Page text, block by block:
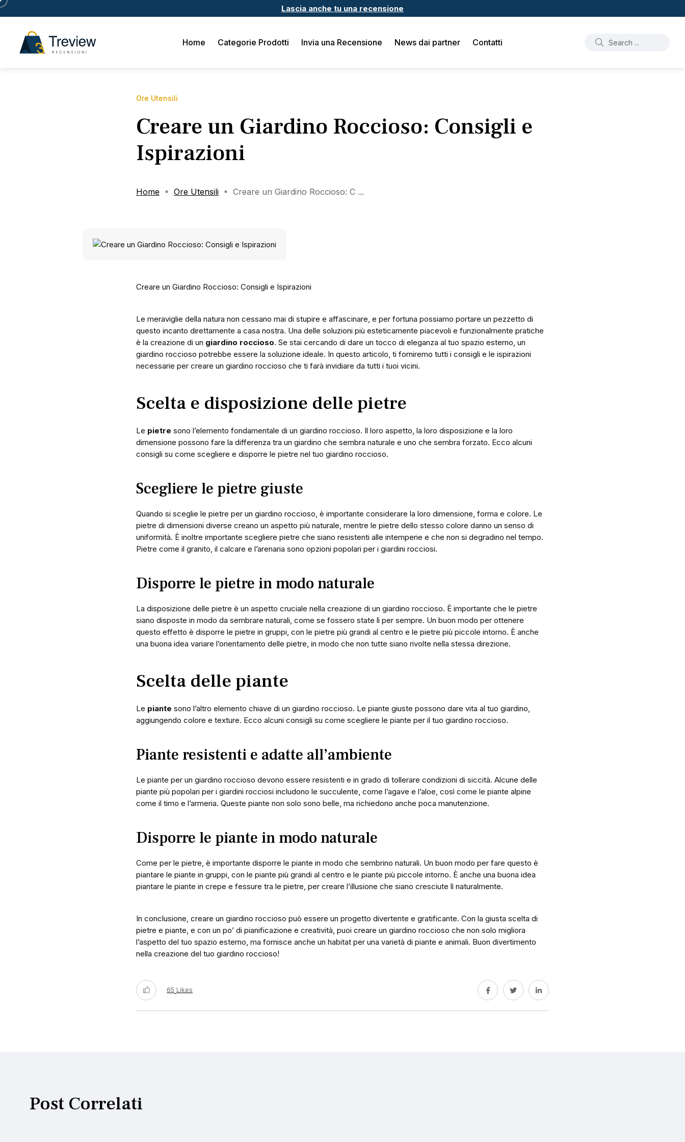
Lascia anche tu una recensione
Home Categorie Prodotti Invia una Recensione News dai partner Contatti
Ore Utensili
Creare un Giardino Roccioso: Consigli e
Ispirazioni
Home Ore Utensili Creare un Giardino Roccioso: C ...
Creare un Giardino Roccioso: Consigli e Ispirazioni
Le meraviglie della natura non cessano mai di stupire e affascinare, e per fortuna possiamo portare un pezzetto di
questo incanto direttamente a casa nostra. Una delle soluzioni più esteticamente piacevoli e funzionalmente pratiche
è la creazione di un giardino roccioso. Se stai cercando di dare un tocco di eleganza al tuo spazio esterno, un
giardino roccioso potrebbe essere la soluzione ideale. In questo articolo, ti forniremo tutti i consigli e le ispirazioni
necessarie per creare un giardino roccioso che ti farà invidiare da tutti i tuoi vicini.
Scelta e disposizione delle pietre
Le pietre sono l’elemento fondamentale di un giardino roccioso. Il loro aspetto, la loro disposizione e la loro
dimensione possono fare la differenza tra un giardino che sembra naturale e uno che sembra forzato. Ecco alcuni
consigli su come scegliere e disporre le pietre nel tuo giardino roccioso.
Scegliere le pietre giuste
Quando si sceglie le pietre per un giardino roccioso, è importante considerare la loro dimensione, forma e colore. Le
pietre di dimensioni diverse creano un aspetto più naturale, mentre le pietre dello stesso colore danno un senso di
uniformità. È inoltre importante scegliere pietre che siano resistenti alle intemperie e che non si degradino nel tempo.
Pietre come il granito, il calcare e l’arenaria sono opzioni popolari per i giardini rocciosi.
Disporre le pietre in modo naturale
La disposizione delle pietre è un aspetto cruciale nella creazione di un giardino roccioso. È importante che le pietre
siano disposte in modo da sembrare naturali, come se fossero state lì per sempre. Un buon modo per ottenere
questo effetto è disporre le pietre in gruppi, con le pietre più grandi al centro e le pietre più piccole intorno. È anche
una buona idea variare l’orientamento delle pietre, in modo che non tutte siano rivolte nella stessa direzione.
Scelta delle piante
Le piante sono l’altro elemento chiave di un giardino roccioso. Le piante giuste possono dare vita al tuo giardino,
aggiungendo colore e texture. Ecco alcuni consigli su come scegliere le piante per il tuo giardino roccioso.
Piante resistenti e adatte all’ambiente
Le piante per un giardino roccioso devono essere resistenti e in grado di tollerare condizioni di siccità. Alcune delle
piante più popolari per i giardini rocciosi includono le succulente, come l’agave e l’aloe, così come le piante alpine
come il timo e l’armeria. Queste piante non solo sono belle, ma richiedono anche poca manutenzione.
Disporre le piante in modo naturale
Come per le pietre, è importante disporre le piante in modo che sembrino naturali. Un buon modo per fare questo è
piantare le piante in gruppi, con le piante più grandi al centro e le piante più piccole intorno. È anche una buona idea
piantare le piante in crepe e fessure tra le pietre, per creare l’illusione che siano cresciute lì naturalmente.
In conclusione, creare un giardino roccioso può essere un progetto divertente e gratificante. Con la giusta scelta di
pietre e piante, e con un po’ di pianificazione e creatività, puoi creare un giardino roccioso che non solo migliora
l’aspetto del tuo spazio esterno, ma fornisce anche un habitat per una varietà di piante e animali. Buon divertimento
nella creazione del tuo giardino roccioso!
65 Likes
Post Correlati